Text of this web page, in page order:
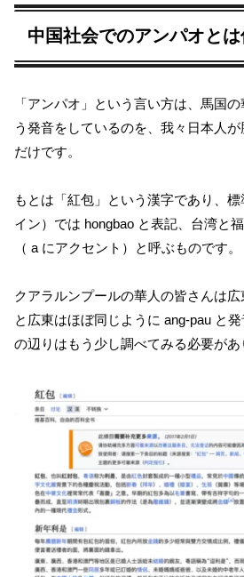
中国社会でのアンパオと
「アンパオ」という言い方は、馬国
う発音をしているのを、我々日本人
だけです。
もとは「紅包」という漢字であり、
イン）では hongbao と表記、台湾と
（ a にアクセント）と呼ぶものです。
クアラルンプールの華人の皆さんは
と広東はほぼ同じように ang-pau と
の辺りはもう少し調べてみる必要があ